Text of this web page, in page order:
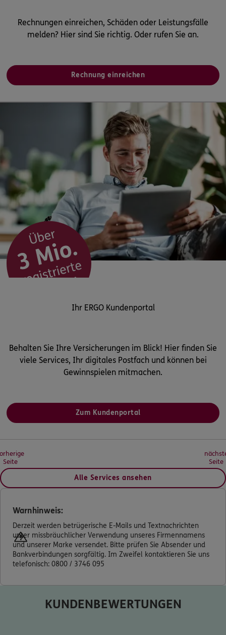
Rechnungen einreichen, Schäden oder Leistungsfälle
melden? Hier sind Sie richtig. Oder rufen Sie an.
Rechnung einreichen
Ihr ERGO Kundenportal
Behalten Sie Ihre Versicherungen im Blick! Hier finden Sie
viele Services, Ihr digitales Postfach und können bei
Gewinnspielen mitmachen.
Zum Kundenportal
Seite
Seite
Alle Services ansehen
Warnhinweis:
Derzeit werden betrügerische E-Mails und Textnachrichten
unter missbräuchlicher Verwendung unseres Firmennamens
und unserer Marke versendet. Bitte prüfen Sie Absender und
Bankverbindungen sorgfältig. Im Zweifel kontaktieren Sie uns
telefonisch: 0800 / 3746 095
KUNDENBEWERTUNGEN